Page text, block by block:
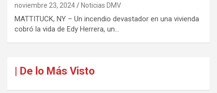
noviembre 23, 2024 Noticias DMV
MATTITUCK, NY – Un incendio devastador en una vivienda
cobró la vida de Edy Herrera, un…
| De lo Más Visto